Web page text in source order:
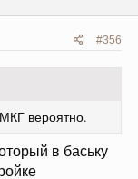
#356
вероятно.
в баську